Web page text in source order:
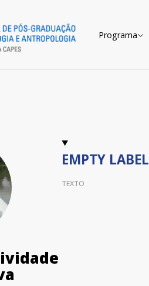
Programa
EMPTY LABEL
TEXTO